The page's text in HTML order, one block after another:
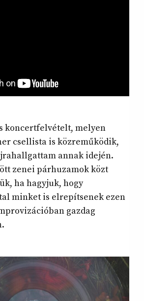
koncertfelvételt, melyen
csellista is közreműködik,
annak idején.
zenei párhuzamok közt
ha hagyjuk, hogy
minket is elrepítsenek ezen
gazdag